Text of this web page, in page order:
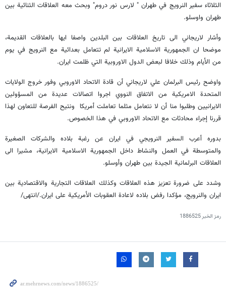
الثلاثاء سفير النرويج في طهران " لارس نور دروم" وبحث معه العلاقات الثنائية بين
طهران واوسلو.
وأشار لاريجاني الى تاريخ العلاقات بين البلدين واصفا ايها بالعلاقات القديمة،
موضحا ان الجمهورية الاسلامية الايرانية لم تتعامل بعدائية مع النرويج في يوم
من الأيام وذلك خلافا لبعض الدول الاوروبية التي ظلمت ايران.
واوضح رئيس البرلمان علي لاريجاني أن قادة الاتحاد الاوروبي وفور خروج الولايات
المتحدة الامريكية من الاتفاق النووي اجروا اتصالات عديدة من المسؤولين
الايرانيين وطلبوا منا أن لا نتعامل مثلما تعاملت أمريكا ونتيح الفرصة للتعاون لهذا
قررنا إجراء محادثات مع الاتحاد الاوروبي في هذا الخصوص.
بدوره أعرب السفير النرويجي في ايران عن رغبة بلاده والشركات الصغيرة
والمتوسطة في العمل والنشاط داخل الجمهورية الاسلامية الايرانية، مشيرا الى
العلاقات البرلمانية الجيدة بين طهران وأوسلو.
وشدد على ضرورة تعزيز هذه العلاقات وكذلك العلاقات التجارية والاقتصادية بين
ايران والنرويج، مؤكدا رفض بلاده لاعادة العقوبات الأمريكية على ايران./انتهى/
رمز الخبر1886525